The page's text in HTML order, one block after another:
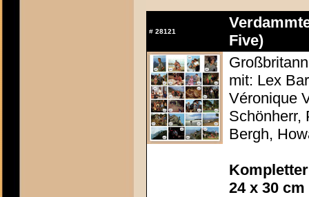
# 28121
Five)
mit: Lex
Véronique
Schönherr,
Bergh,
24 x 30 cm